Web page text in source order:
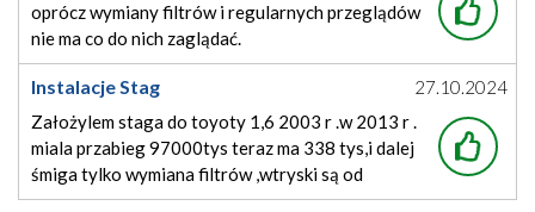
oprócz wymiany filtrów i regularnych przeglądów
nie ma co do nich zaglądać.
Instalacje Stag
27.10.2024
Założylem staga do toyoty 1,6 2003 r .w 2013 r .
miala przabieg 97000tys teraz ma 338 tys,i dalej
śmiga tylko wymiana filtrów ,wtryski są od
początku i nic się nie dzieje.